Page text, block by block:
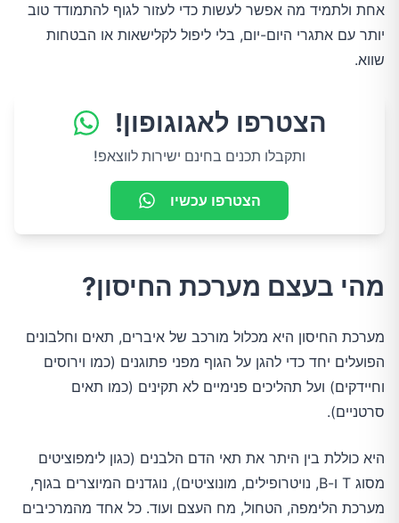
אחת ולתמיד מה אפשר לעשות כדי לעזור לגוף להתמודד טוב
יותר עם אתגרי היום-יום, בלי ליפול לקלישאות או הבטחות
שווא.
הצטרפו לאגוגופון!
ותקבלו תכנים בחינם ישירות לווצאפ!
הצטרפו עכשיו
מהי בעצם מערכת החיסון?
מערכת החיסון היא מכלול מורכב של איברים, תאים וחלבונים
הפועלים יחד כדי להגן על הגוף מפני פתוגנים (כמו וירוסים
וחיידקים) ועל תהליכים פנימיים לא תקינים (כמו תאים
סרטניים).
היא כוללת בין היתר את תאי הדם הלבנים (כגון לימפוציטים
מסוג T ו-B, נויטרופילים, מונוציטים), נוגדנים המיוצרים בגוף,
מערכת הלימפה, הטחול, מח העצם ועוד. כל אחד מהמרכיבים